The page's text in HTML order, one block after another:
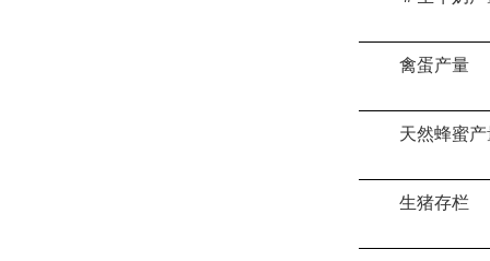
禽蛋产量
天然蜂蜜产
生猪存栏